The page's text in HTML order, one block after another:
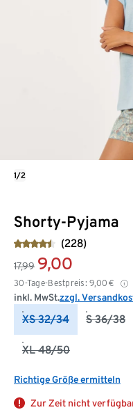
Shorty-Pyjama
(228)
17,99 9,00
30-Tage-Bestpreis: 9,00 €
inkl. MwSt.zzgl.
XS 32/34 S 36/38
XL 48/50
Richtige Größe ermitteln
Zur Zeit nicht
1/2